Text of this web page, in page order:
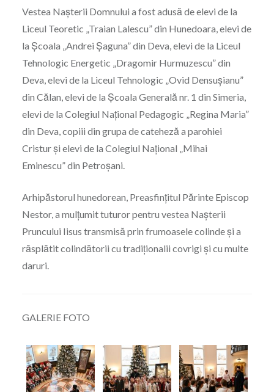
Vestea Nașterii Domnului a fost adusă de elevi de la
Liceul Teoretic „Traian Lalescu” din Hunedoara, elevi de
la Școala „Andrei Șaguna” din Deva, elevi de la Liceul
Tehnologic Energetic „Dragomir Hurmuzescu” din
Deva, elevi de la Liceul Tehnologic „Ovid Densușianu”
din Călan, elevi de la Școala Generală nr. 1 din Simeria,
elevi de la Colegiul Național Pedagogic „Regina Maria”
din Deva, copiii din grupa de cateheză a parohiei
Cristur și elevi de la Colegiul Național „Mihai
Eminescu” din Petroșani.
Arhipăstorul hunedorean, Preasfințitul Părinte Episcop
Nestor, a mulțumit tuturor pentru vestea Nașterii
Pruncului Iisus transmisă prin frumoasele colinde și a
răsplătit colindătorii cu tradiționalii covrigi și cu multe
daruri.
GALERIE FOTO